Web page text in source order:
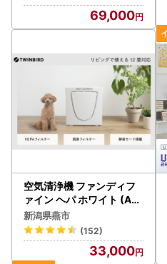
69,000
空気清浄機 ファンディフ
ァイン ヘパ ホワイト (AC
-4238W)
新潟県燕市
(152)
33,000